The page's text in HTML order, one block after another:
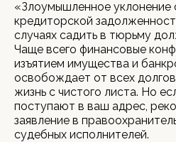
«Злоумышленное уклонение
кредиторской
случаях садить в тюрьму
Чаще всего финансовые
изъятием имущества и
освобождает от всех
жизнь с чистого листа. Но
поступают в ваш адрес,
заявление в
судебных исполнителей.